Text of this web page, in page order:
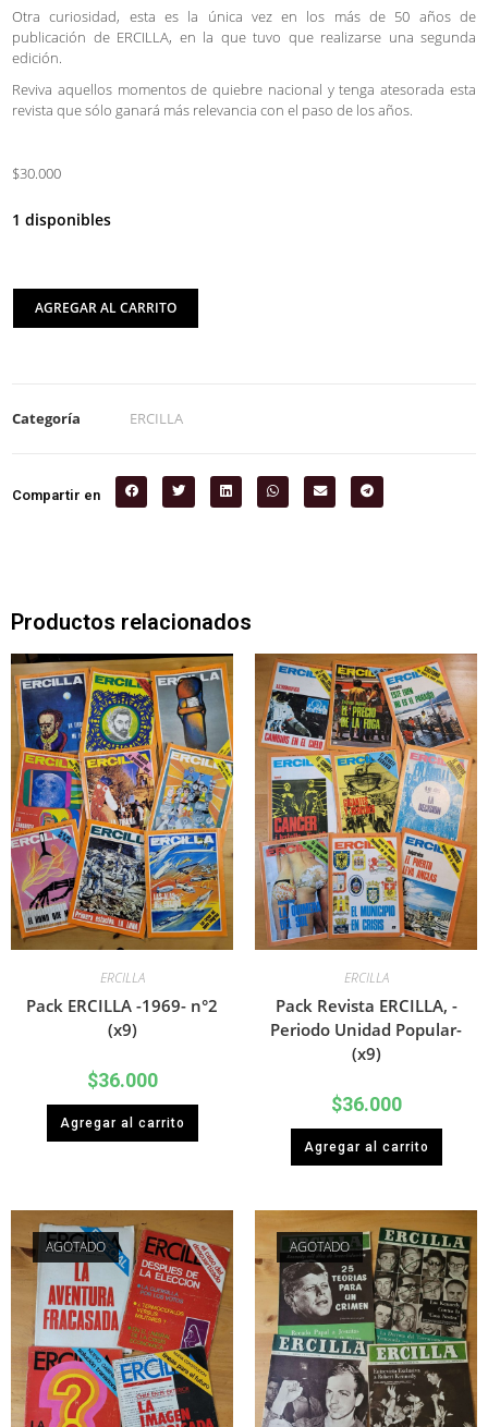
Otra curiosidad, esta es la única vez en los más de 50 años de
publicación de ERCILLA, en la que tuvo que realizarse una segunda
edición.
Reviva aquellos momentos de quiebre nacional y tenga atesorada esta
revista que sólo ganará más relevancia con el paso de los años.
$30.000
1 disponibles
AGREGAR AL CARRITO
Categoría ERCILLA
Compartir en
Productos relacionados
ERCILLA
Pack ERCILLA -1969- n°2
(x9)
$36.000
Agregar al carrito
ERCILLA
Pack Revista ERCILLA, -
Periodo Unidad Popular-
(x9)
$36.000
Agregar al carrito
AGOTADO AGOTADO